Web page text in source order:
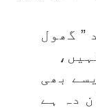
” گھول
بھی
دہ ہے